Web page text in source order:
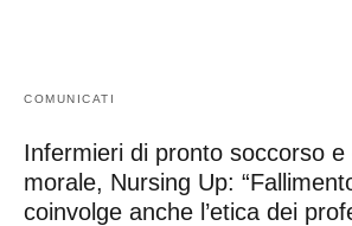
COMUNICATI
Infermieri di pronto soccorso e
morale, Nursing Up:
coinvolge anche l’etica dei